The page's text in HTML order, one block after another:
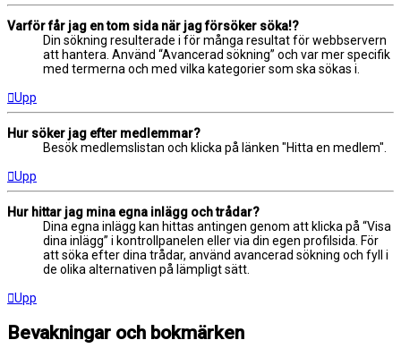
Varför får jag en tom sida när jag försöker söka!?
Din sökning resulterade i för många resultat för webbservern
att hantera. Använd “Avancerad sökning” och var mer specifik
med termerna och med vilka kategorier som ska sökas i.
Upp
Hur söker jag efter medlemmar?
Besök medlemslistan och klicka på länken "Hitta en medlem".
Upp
Hur hittar jag mina egna inlägg och trådar?
Dina egna inlägg kan hittas antingen genom att klicka på “Visa
dina inlägg” i kontrollpanelen eller via din egen profilsida. För
att söka efter dina trådar, använd avancerad sökning och fyll i
de olika alternativen på lämpligt sätt.
Upp
Bevakningar och bokmärken